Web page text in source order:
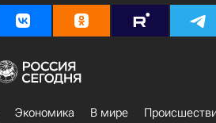
Экономика В мире